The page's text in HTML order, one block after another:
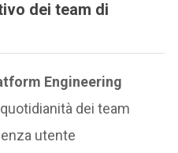
dei team di
Engineering
dei team
utente